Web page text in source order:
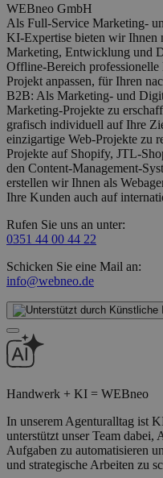
ZUR
LOCAL
SEO
WEBneo GmbH
Als Full-Service Marketing-
KI-Expertise bieten wir Ihnen
Marketing, Entwicklung und
Offline-Bereich
Projekt anpassen, für Ihren
B2B: Als Marketing- und
Marketing-Projekte zu
grafisch individuell auf Ihre
einzigartige Web-Projekte zu
Projekte auf Shopify, JTL-
den Content-Management-
erstellen wir Ihnen als
Ihre Kunden auch auf
Rufen Sie uns an unter:
0351 44 00 44 22
Schicken Sie eine Mail an:
info@webneo.de
Handwerk + KI = WEBneo
In unserem Agenturalltag ist
unterstützt unser Team dabei,
Aufgaben zu automatisieren
und strategische Arbeiten zu